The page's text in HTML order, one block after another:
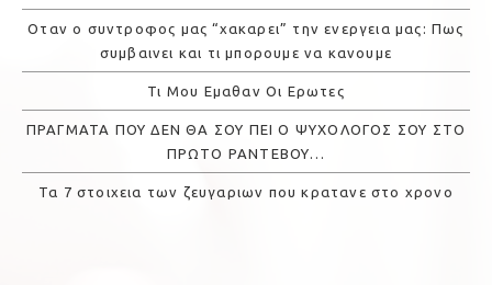
Οταν ο συντροφος μας “χακαρει” την ενεργεια μας: Πως
συμβαινει και τι μπορουμε να κανουμε
Τι Μου Εμαθαν Οι Ερωτες
ΠΡΑΓΜΑΤΑ ΠΟΥ ΔΕΝ ΘΑ ΣΟΥ ΠΕΙ Ο ΨΥΧΟΛΟΓΟΣ ΣΟΥ ΣΤΟ
ΠΡΩΤΟ ΡΑΝΤΕΒΟΥ…
Τα 7 στοιχεια των ζευγαριων που κρατανε στο χρονο